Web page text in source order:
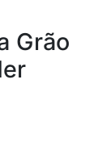
Grão